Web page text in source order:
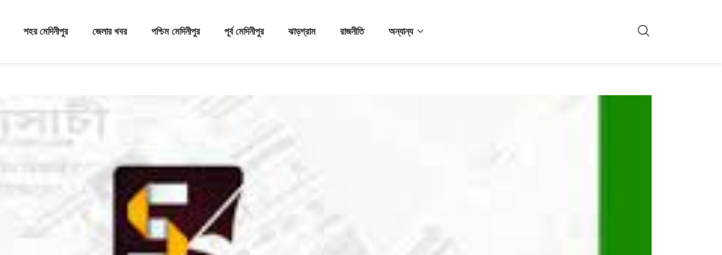
শহর মেদিনীপুর জেলার খবর পশ্চিম মেদিনীপুর পূর্ব মেদিনীপুর ঝাড়গ্রাম রাজনীতি অন্যান্য